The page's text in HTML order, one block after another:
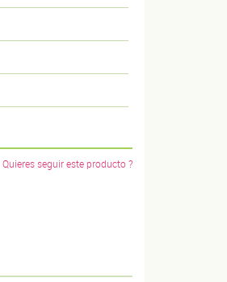
Quieres seguir este producto ?